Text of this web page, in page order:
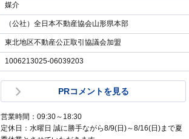
媒介
（公社）全日本不動産協会山形県本部
東北地区不動産公正取引協議会加盟
1006213025-06039203
PRコメントを見る
営業時間：09:30～18:30
定休日：水曜日 誠に勝手ながら8/9(日)～8/16(日)まで夏